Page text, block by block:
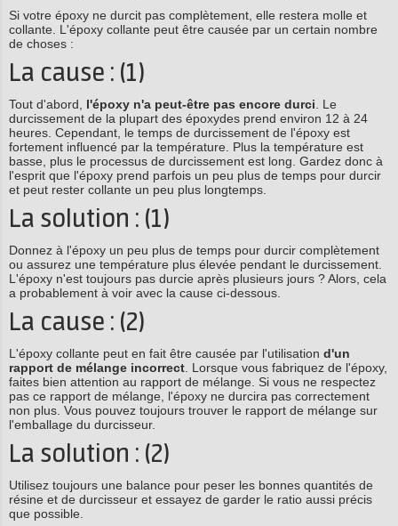
Si votre époxy ne durcit pas complètement, elle restera molle et
collante. L'époxy collante peut être causée par un certain nombre
de choses :
La cause : (1)
Tout d'abord, l'époxy n'a peut-être pas encore durci . Le
durcissement de la plupart des époxydes prend environ 12 à 24
heures. Cependant, le temps de durcissement de l'époxy est
fortement influencé par la température. Plus la température est
basse, plus le processus de durcissement est long. Gardez donc à
l'esprit que l'époxy prend parfois un peu plus de temps pour durcir
et peut rester collante un peu plus longtemps.
La solution : (1)
Donnez à l'époxy un peu plus de temps pour durcir complètement
ou assurez une température plus élevée pendant le durcissement.
L'époxy n'est toujours pas durcie après plusieurs jours ? Alors, cela
a probablement à voir avec la cause ci-dessous.
La cause : (2)
L'époxy collante peut en fait être causée par l'utilisation d'un
rapport de mélange incorrect . Lorsque vous fabriquez de l'époxy,
faites bien attention au rapport de mélange. Si vous ne respectez
pas ce rapport de mélange, l'époxy ne durcira pas correctement
non plus. Vous pouvez toujours trouver le rapport de mélange sur
l'emballage du durcisseur.
La solution : (2)
Utilisez toujours une balance pour peser les bonnes quantités de
résine et de durcisseur et essayez de garder le ratio aussi précis
que possible.